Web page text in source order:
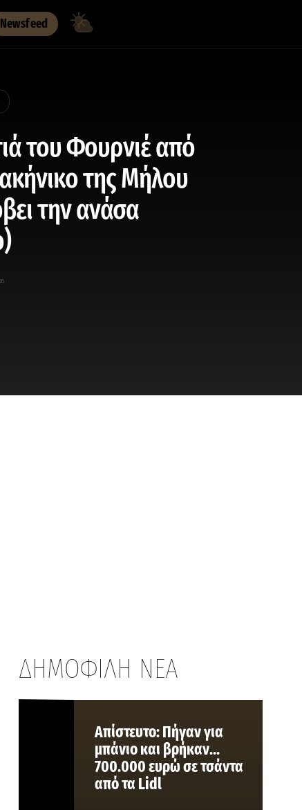
Newsfeed
του Φουρνιέ από
της Μήλου
την ανάσα
ΔΗΜΟΦΙΛΗ ΝΕΑ
Aπίστευτο: Πήγαν για
μπάνιο και βρήκαν…
700.000 ευρώ σε τσάντα
από τα Lidl